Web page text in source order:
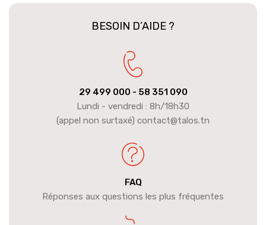
BESOIN D’AIDE ?
29 499 000 - 58 351 090
Lundi - vendredi : 8h/18h30
(appel non surtaxé) contact@talos.tn
FAQ
Réponses aux questions les plus fréquentes